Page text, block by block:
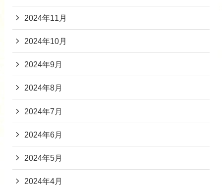
2024年11月
2024年10月
2024年9月
2024年8月
2024年7月
2024年6月
2024年5月
2024年4月